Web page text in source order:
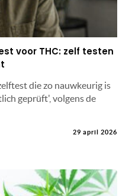
voor THC: zelf testen
die zo nauwkeurig is
geprüft', volgens de
29 april 2026